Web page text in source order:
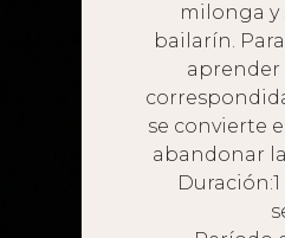
milonga y
bailarín.
aprender
se convierte
abandonar